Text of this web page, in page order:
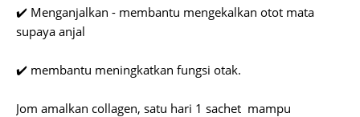
✔️ Menganjalkan - membantu mengekalkan otot mata
supaya anjal
✔️ membantu meningkatkan fungsi otak.
Jom amalkan collagen, satu hari 1 sachet mampu